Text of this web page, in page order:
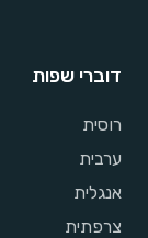
דוברי שפות
רוסית
ערבית
אנגלית
צרפתית